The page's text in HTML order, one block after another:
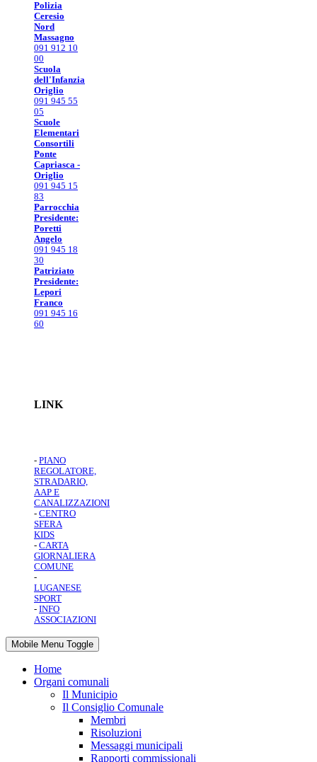
Polizia
Ceresio
Nord
Massagno
091 912 10
00
Scuola
dell'Infanzia
Origlio
091 945 55
05
Scuole
Elementari
Consortili
Ponte
Capriasca -
Origlio
091 945 15
83
Parrocchia
Presidente:
Poretti
Angelo
091 945 18
30
Patriziato
Presidente:
Lepori
Franco
091 945 16
60
LINK
- PIANO
REGOLATORE,
STRADARIO,
AAP E
CANALIZZAZIONI
- CENTRO
SFERA
KIDS
- CARTA
GIORNALIERA
COMUNE
-
LUGANESE
SPORT
- INFO
ASSOCIAZIONI
Mobile Menu Toggle
Home
Organi comunali
Il Municipio
Il Consiglio Comunale
Membri
Risoluzioni
Messaggi municipali
Rapporti commissionali